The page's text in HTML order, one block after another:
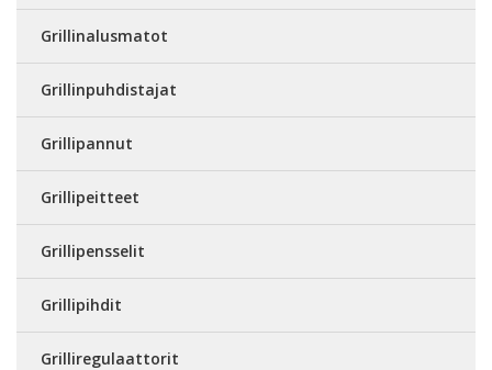
Grillinalusmatot
Grillinpuhdistajat
Grillipannut
Grillipeitteet
Grillipensselit
Grillipihdit
Grilliregulaattorit